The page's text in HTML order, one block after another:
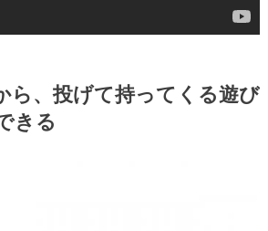
ら、投げて持ってくる遊び
きる